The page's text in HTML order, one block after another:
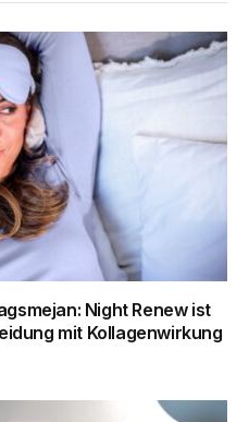
Night Renew ist
mit Kollagenwirkung